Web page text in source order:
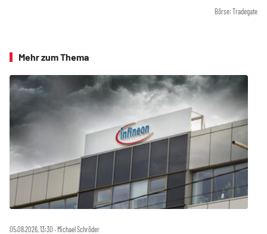
Börse: Tradegate
Mehr zum Thema
05.08.2026, 13:30 ‧ Michael Schröder